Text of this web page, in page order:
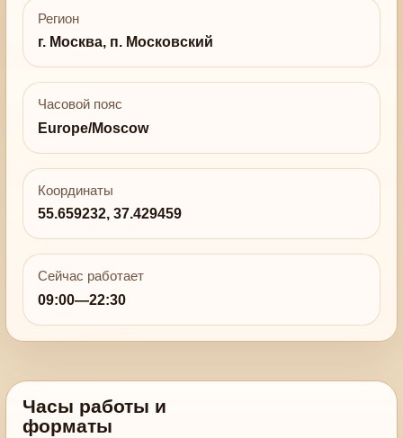
Регион
г. Москва, п. Московский
Часовой пояс
Europe/Moscow
Координаты
55.659232, 37.429459
Сейчас работает
09:00—22:30
Часы работы и
форматы